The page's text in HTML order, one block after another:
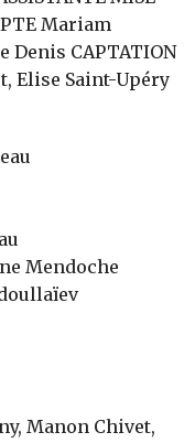
Mariam
Denis CAPTATION
Elise Saint-Upéry
Mendoche
Manon Chivet,